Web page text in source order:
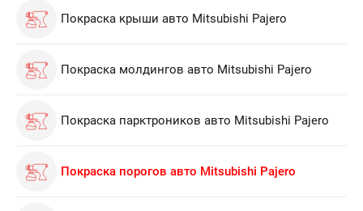
Покраска крыши авто Mitsubishi Pajero
Покраска молдингов авто Mitsubishi Pajero
Покраска парктроников авто Mitsubishi Pajero
Покраска порогов авто Mitsubishi Pajero